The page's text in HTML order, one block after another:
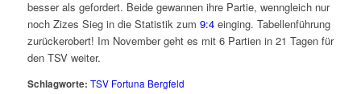
besser als gefordert. Beide gewannen ihre Partie, wenngleich nur
noch Zizes Sieg in die Statistik zum 9:4einging. Tabellenführung
zurückerobert! Im November geht es mit 6 Partien in 21 Tagen für
den TSV weiter.
Schlagworte: TSV Fortuna Bergfeld